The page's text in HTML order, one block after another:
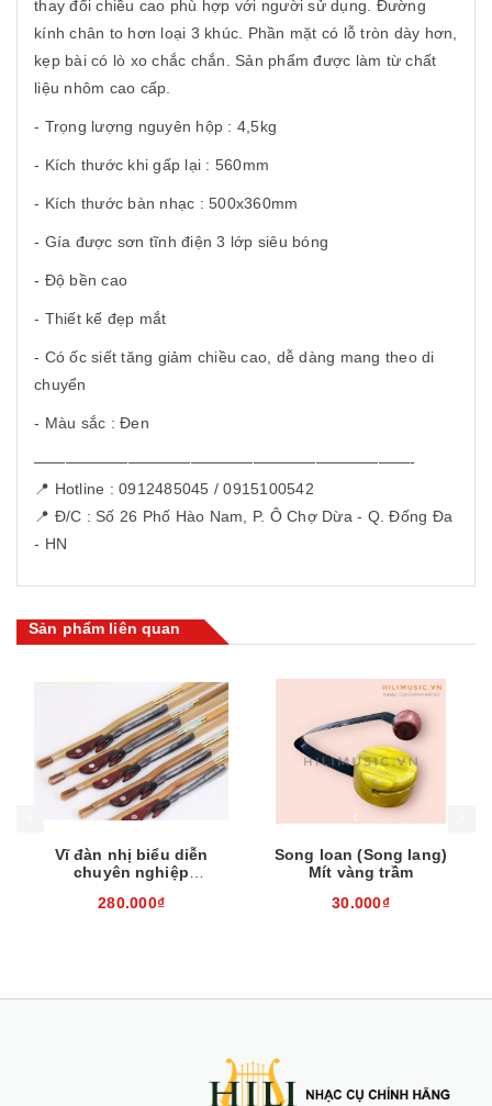
thay đổi chiều cao phù hợp với người sử dụng. Đường
kính chân to hơn loại 3 khúc. Phần mặt có lỗ tròn dày hơn,
kẹp bài có lò xo chắc chắn. Sản phẩm được làm từ chất
liệu nhôm cao cấp.
- Trọng lượng nguyên hộp : 4,5kg
- Kích thước khi gấp lại : 560mm
- Kích thước bàn nhạc : 500x360mm
- Gía được sơn tĩnh điện 3 lớp siêu bóng
- Độ bền cao
- Thiết kế đẹp mắt
- Có ốc siết tăng giảm chiều cao, dễ dàng mang theo di
chuyển
- Màu sắc : Đen
————————————————————————-
📍 Hotline : 0912485045 / 0915100542
📍 Đ/C : Số 26 Phố Hào Nam, P. Ô Chợ Dừa - Q. Đống Đa
- HN
Sản phẩm liên quan
Vĩ đàn nhị biểu diễn
chuyên nghiệp
280.000₫
Song loan (Song lang)
Mít vàng trầm
30.000₫
Mua hàng